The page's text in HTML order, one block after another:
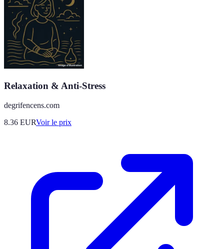
Relaxation & Anti-Stress
degrifencens.com
8.36 EURVoir le prix